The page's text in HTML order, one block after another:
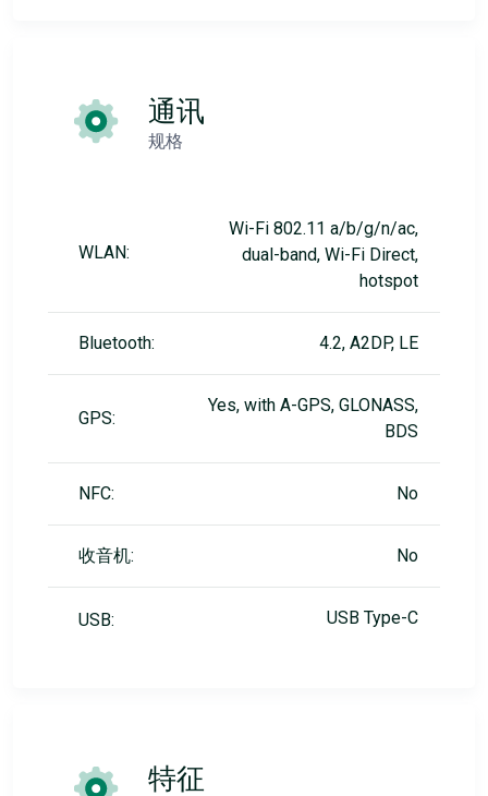
通讯
规格
WLAN:
Wi-Fi 802.11 a/b/g/n/ac,
dual-band, Wi-Fi Direct,
hotspot
Bluetooth: 4.2, A2DP, LE
GPS:
Yes, with A-GPS, GLONASS,
BDS
NFC: No
收音机: No
USB: USB Type-C
特征